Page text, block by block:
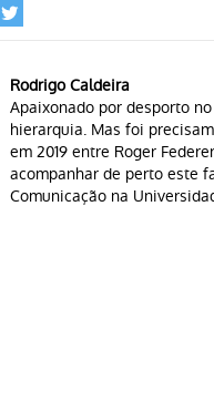
Rodrigo Caldeira
Apaixonado por desporto
hierarquia. Mas foi
em 2019 entre Roger
acompanhar de perto este
Comunicação na